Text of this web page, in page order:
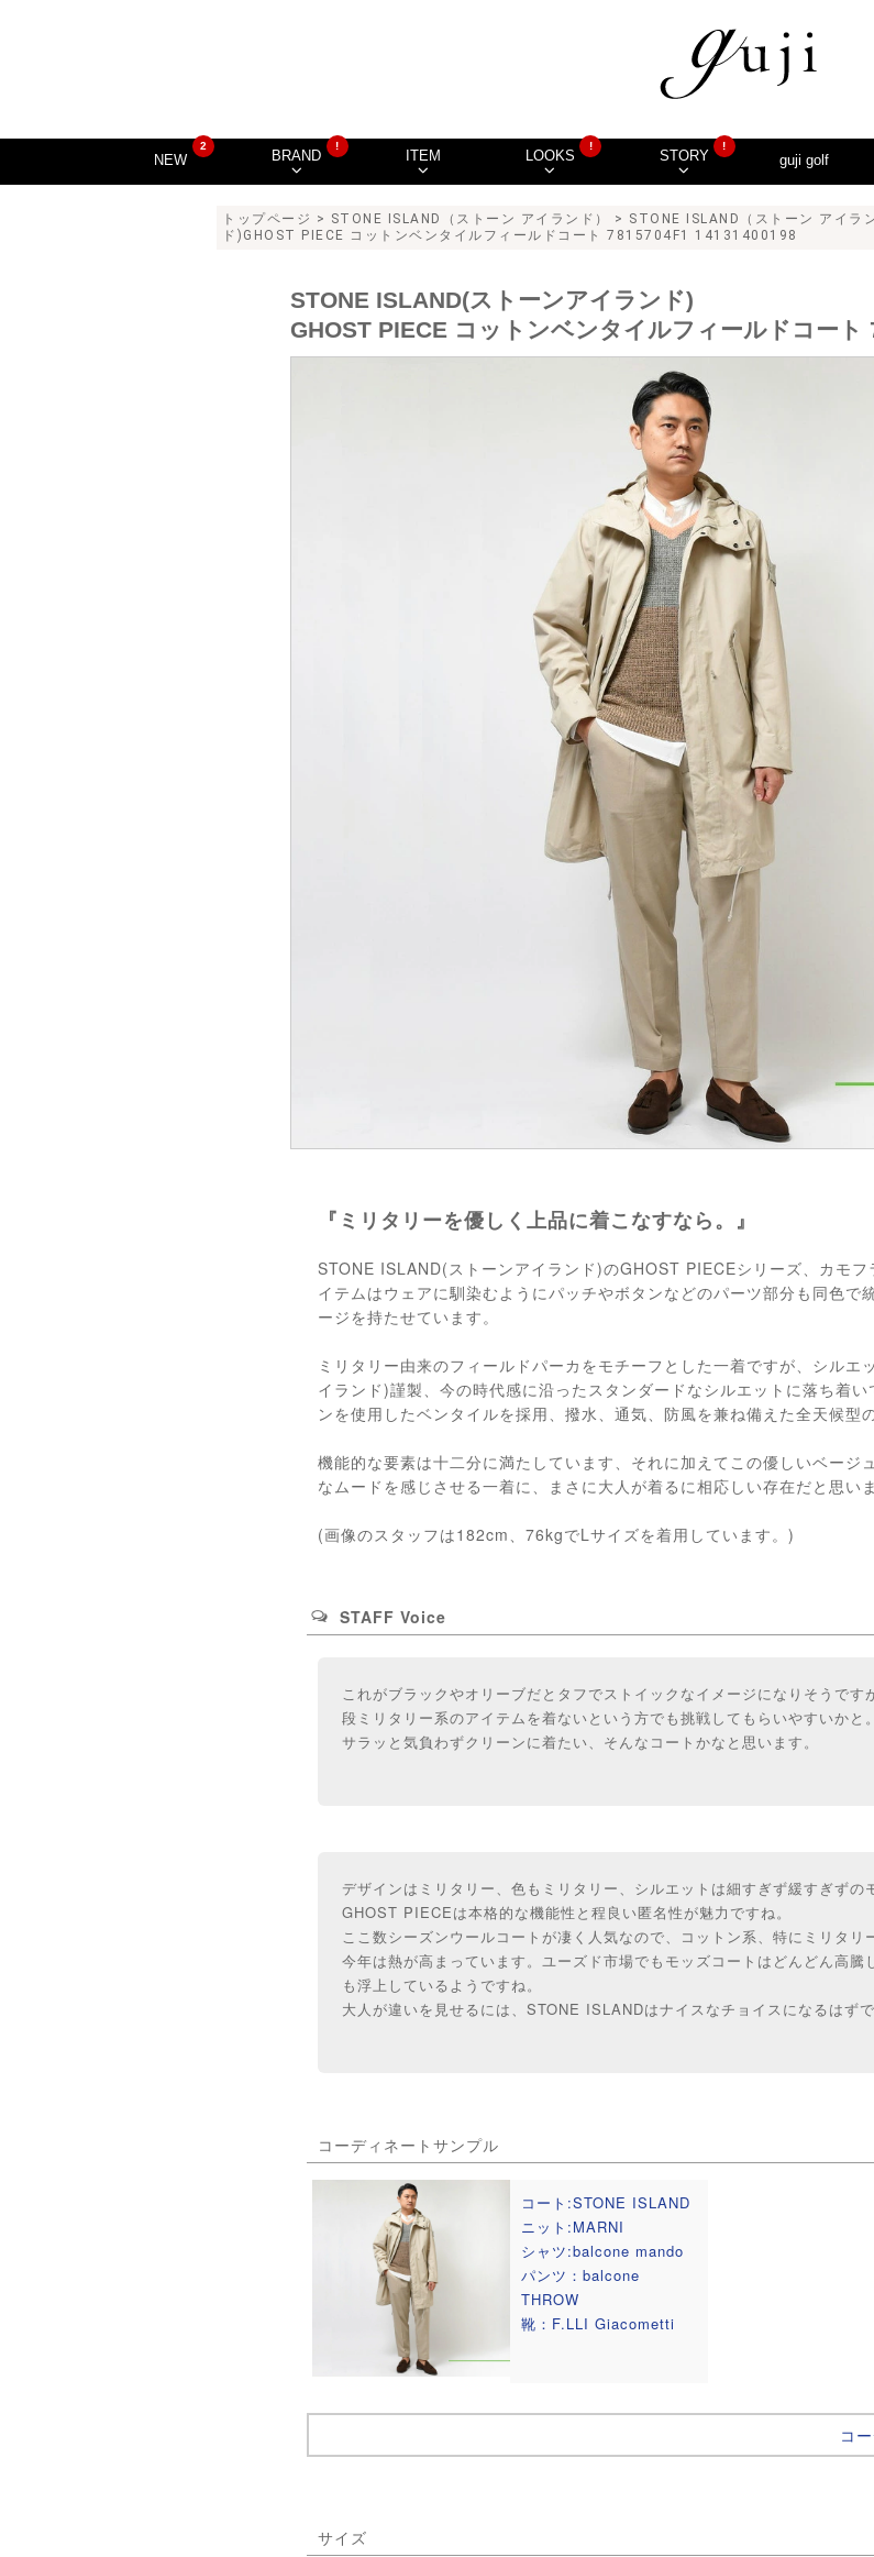
NEW
2
BRAND
!
ITEM LOOKS
!
STORY
!
guji golf
トップページ > STONE ISLAND（ストーン アイランド） > STONE ISLAND（ストーン アイラ
ド)GHOST PIECE コットンベンタイルフィールドコート 7815704F1 14131400198
『ミリタリーを優しく上品に着こなすなら。』
STONE ISLAND(ストーンアイランド)のGHOST PIECEシリーズ、カモ
イテムはウェアに馴染むようにパッチやボタンなどのパーツ部分も同色で
ージを持たせています。
ミリタリー由来のフィールドパーカをモチーフとした一着ですが、シル
イランド)謹製、今の時代感に沿ったスタンダードなシルエットに落ち着
ンを使用したベンタイルを採用、撥水、通気、防風を兼ね備えた全天候型
機能的な要素は十二分に満たしています、それに加えてこの優しいベージ
なムードを感じさせる一着に、まさに大人が着るに相応しい存在だと思いま
(画像のスタッフは182cm、76kgでLサイズを着用しています。)
STAFF Voice
これがブラックやオリーブだとタフでストイックなイメージになりそうで
段ミリタリー系のアイテムを着ないという方でも挑戦してもらいやすいかと。
サラッと気負わずクリーンに着たい、そんなコートかなと思います。
デザインはミリタリー、色もミリタリー、シルエットは細すぎず緩すぎず
GHOST PIECEは本格的な機能性と程良い匿名性が魅力ですね。
ここ数シーズンウールコートが凄く人気なので、コットン系、特にミリタリ
今年は熱が高まっています。ユーズド市場でもモッズコートはどんどん高騰
も浮上しているようですね。
大人が違いを見せるには、STONE ISLANDはナイスなチョイスになるはずで
コーディネートサンプル
コート:STONE ISLAND
ニット:MARNI
シャツ:balcone mando
パンツ：balcone
THROW
靴：F.LLI Giacometti
コ
サイズ